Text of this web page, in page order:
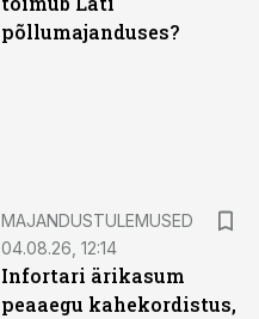
põllumajanduses?
MAJANDUSTULEMUSED
04.08.26, 12:14
Infortari ärikasum
peaaegu kahekordistus,